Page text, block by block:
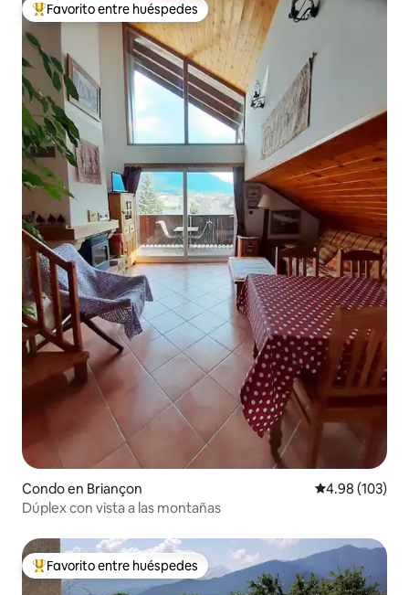
Favorito entre huéspedes preferido
Favorito entre huéspedes
Condo en Briançon Calificación
4.98 (103)
Dúplex con vista a las montañas
Favorito entre huéspedes preferido
Favorito entre huéspedes